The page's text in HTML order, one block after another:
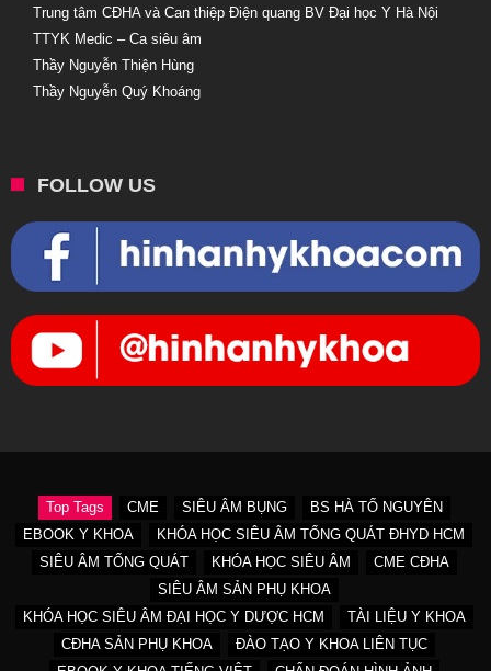
Trung tâm CĐHA và Can thiệp Điện quang BV Đại học Y Hà Nội
TTYK Medic – Ca siêu âm
Thầy Nguyễn Thiện Hùng
Thầy Nguyễn Quý Khoáng
FOLLOW US
Top Tags CME SIÊU ÂM BỤNG
BS HÀ TỐ NGUYÊN
EBOOK Y KHOA
KHÓA HỌC SIÊU ÂM TỔNG QUÁT ĐHYD HCM
SIÊU ÂM TỔNG QUÁT
KHÓA HỌC SIÊU ÂM
CME CĐHA
SIÊU ÂM SẢN PHỤ KHOA
KHÓA HỌC SIÊU ÂM ĐẠI HỌC Y DƯỢC HCM
TÀI LIỆU Y KHOA
CĐHA SẢN PHỤ KHOA
ĐÀO TẠO Y KHOA LIÊN TỤC